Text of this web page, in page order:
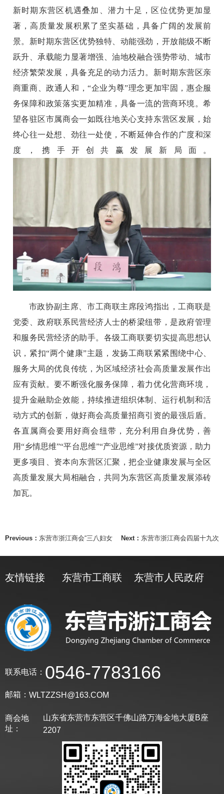
新时期东营区机遇叠加、潜力十足，区位优势更加显
著，高质量发展积累了坚实基础，具备广阔的发展前
景。新时期东营区优势独特、动能强劲，开放能级不断
跃升、承载能力显著增强、油地校融合强势带动、城市
经济繁荣发展，具备充足的动力活力。新时期东营区亲
商重商、政通人和，“企业为尊”理念更加牢固，惠企服
务保障和政策落实更加精准，具备一流的营商环境。希
望各驻区市属商会一如既往地关心支持东营区发展，始
终心往一处想、劲往一处使，不断延伸合作的广度和深
度，携手开创共赢发展新局面。
市政协副主席、市工商联主席段鸿指出，工商联是
党委、政府联系民营经济人士的桥梁纽带，是政府管理
和服务民营经济的助手。各级工商联要切实提高思想认
识，紧扣“两个健康”主题，发扬工商联紧紧围绕中心、
服务大局的优良传统，为区域经济社会高质量发展作出
应有贡献。要不断强化服务保障，着力优化营商环境，
提升金融助企效能，持续推进组织体制、运行机制和活
动方式的创新，做好商会高质量招商引资的最强后盾。
各直属商会要用好商会纽带，充分利用自身优势，善
用“乡情思维”“平台思维”“产业思维”对接优质资源，助力
更多项目、资本向东营区汇聚，把企业健康发展与全区
高质量发展大局相融合，共同为东营区高质量发展添砖
加瓦。
Previous： 东营市浙江商会“三八妇女 Next： 东营市浙江商会四届十九次
友情链接 东营市工商联 东营市人民政府
联系电话： 0546-7783166
邮箱： WLTZZSH@163.COM
商会地
址：
山东省东营市东营区千佛山路万海金地大厦B座
2207